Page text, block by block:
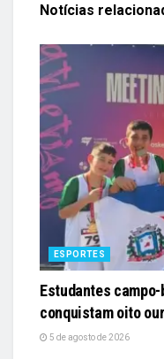
Notícias
ESPORTES
Estudantes
conquistam oito
5 de agosto de 2026